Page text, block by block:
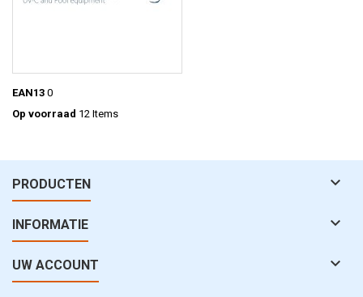
EAN13 0
Op voorraad 12 Items
PRODUCTEN 
INFORMATIE 
UW ACCOUNT 